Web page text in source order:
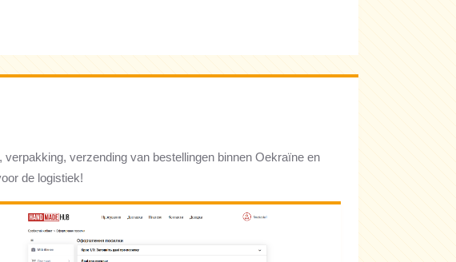
verzending van bestellingen binnen Oekraïne en
de logistiek!